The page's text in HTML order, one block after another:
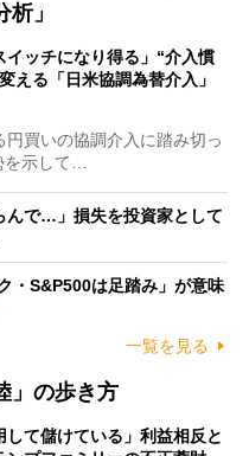
」
イッチになり得る」“介入慣
える「日米協調為替介入」
買いの協調介入に踏み切っ
を示して…
んで…」損失を投資家として
・S&P500は足踏み」が意味
一覧を見る
」の歩き方
して儲けている」利益相反と